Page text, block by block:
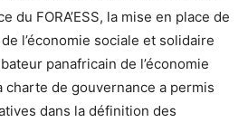
du FORA’ESS, la mise en place de
l’économie sociale et solidaire
panafricain de l’économie
charte de gouvernance a permis
dans la définition des